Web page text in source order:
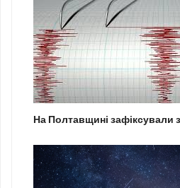
На Полтавщині зафіксували